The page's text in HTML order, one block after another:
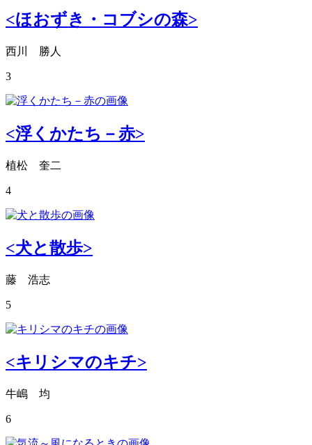
<ほおずき・コブシの森>
西川 勝人
3
<浮くかたち－赤>
植松 奎二
4
<犬と散歩>
藤 浩志
5
<キリシマのキチ>
牛嶋 均
6